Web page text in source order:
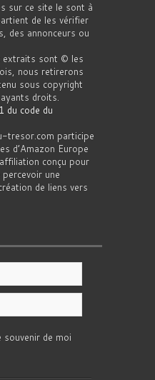
sur ce site le sont à
de les vérifier
des annonceurs ou
extraits sont © les
nous retirerons
sous copyright
droits.
du code du
tresor.com participe
d’Amazon Europe
conçu pour
une
de liens vers
souvenir de moi